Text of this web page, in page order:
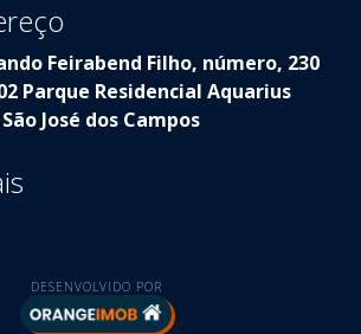
Feirabend Filho, número, 230
Parque Residencial Aquarius
José dos Campos
DESENVOLVIDO POR